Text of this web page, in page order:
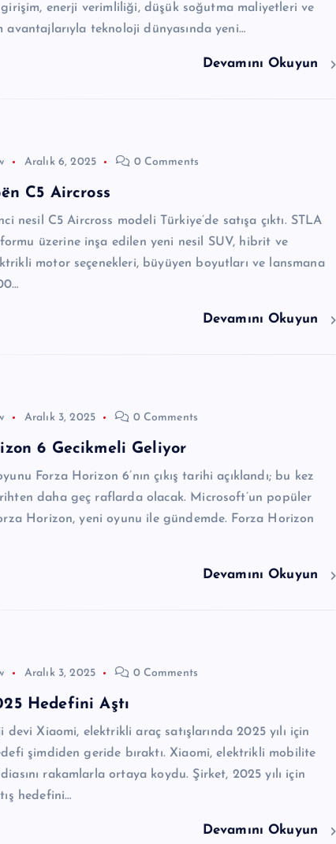
girişim, enerji verimliliği, düşük soğutma maliyetleri ve
avantajlarıyla teknoloji dünyasında yeni…
Devamını Okuyun
Aralık 6, 2025 0 Comments
C5 Aircross
nesil C5 Aircross modeli Türkiye’de satışa çıktı. STLA
üzerine inşa edilen yeni nesil SUV, hibrit ve
motor seçenekleri, büyüyen boyutları ve lansmana
Devamını Okuyun
Aralık 3, 2025 0 Comments
6 Gecikmeli Geliyor
Forza Horizon 6’nın çıkış tarihi açıklandı; bu kez
daha geç raflarda olacak. Microsoft’un popüler
Horizon, yeni oyunu ile gündemde. Forza Horizon
Devamını Okuyun
Aralık 3, 2025 0 Comments
Hedefini Aştı
devi Xiaomi, elektrikli araç satışlarında 2025 yılı için
şimdiden geride bıraktı. Xiaomi, elektrikli mobilite
rakamlarla ortaya koydu. Şirket, 2025 yılı için
hedefini…
Devamını Okuyun